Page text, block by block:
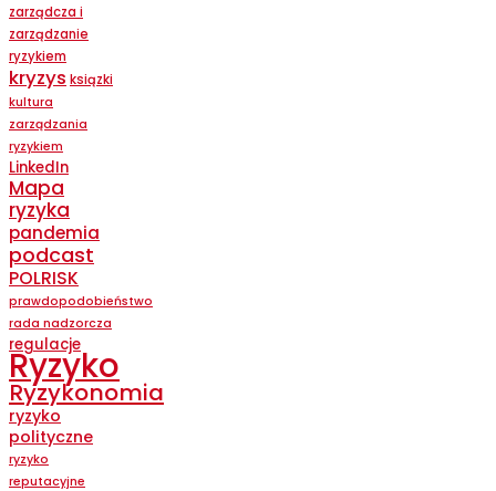
zarządcza i
zarządzanie
ryzykiem
kryzys ksiązki
kultura
zarządzania
ryzykiem
LinkedIn
Mapa
ryzyka
pandemia
podcast
POLRISK
prawdopodobieństwo
rada nadzorcza
regulacje
Ryzyko
Ryzykonomia
ryzyko
polityczne
ryzyko
reputacyjne